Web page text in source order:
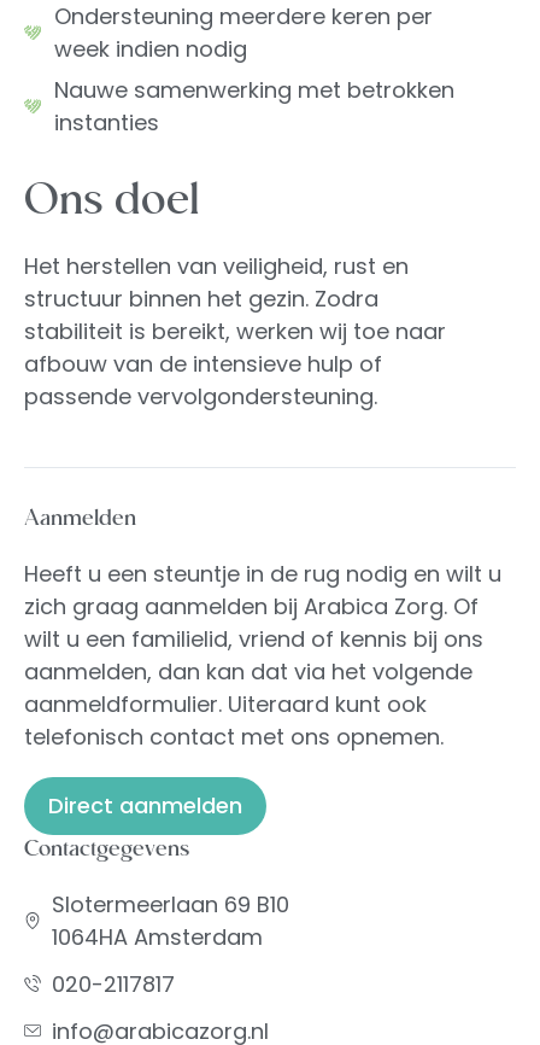
Ondersteuning meerdere keren per
week indien nodig
Nauwe samenwerking met betrokken
instanties
Ons doel
Het herstellen van veiligheid, rust en
structuur binnen het gezin. Zodra
stabiliteit is bereikt, werken wij toe naar
afbouw van de intensieve hulp of
passende vervolgondersteuning.
Aanmelden
Heeft u een steuntje in de rug nodig en wilt u
zich graag aanmelden bij Arabica Zorg. Of
wilt u een familielid, vriend of kennis bij ons
aanmelden, dan kan dat via het volgende
aanmeldformulier. Uiteraard kunt ook
telefonisch contact met ons opnemen.
Direct aanmelden
Contactgegevens
Slotermeerlaan 69 B10
1064HA Amsterdam
020-2117817
info@arabicazorg.nl